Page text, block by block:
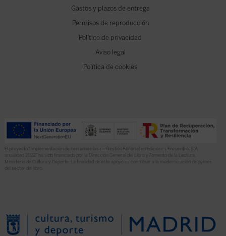
Gastos y plazos de entrega
Permisos de reproducción
Política de privacidad
Aviso legal
Política de cookies
El proyecto “Implementación de herramientas de Gestión Editorial en Ediciones Encuentro, S.A.
anualidad 2022” ha sido financiado por la Dirección General del Libro y Fomento de la Lectura,
Ministerio de Cultura y Deporte. La finalidad de este apoyo es contribuir a la modernización de pymes
del sector del libro.